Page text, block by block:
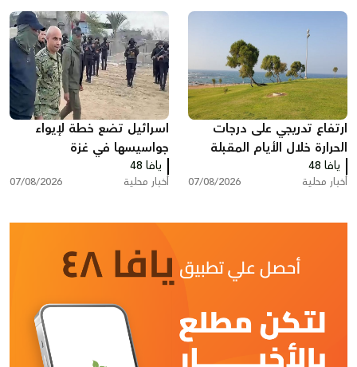
ارتفاع تدريجي على درجات
الحرارة خلال الأيام المقبلة
يافا 48
أخبار محلية 07/08/2026
اسرائيل تضع خطة لإيواء
جواسيسها في غزة
يافا 48
أخبار محلية 07/08/2026